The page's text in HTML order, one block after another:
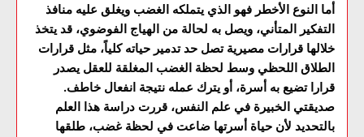
أما النوع الأخطر فهو الذي يتملكه الغضب ويغلق عليه منافذ
التفكير المتأني، ويصل به لحالة من الهياج الفوضوي، قد يتخذ
خلالها قرارات مصيرية تصل حد تدمير حياته كلياً، مثل قرارات
الطلاق اللحظي وسط لحظة الغضب المغلقة للعقل يصدر
قرارا تضيع به أسرة، أو يترك عمله نتيجة انفعال خاطف.
صديقتي الخبيرة في علم النفس، قررت دراسة هذا العلم
بالتحديد لأن حياة أسرتها ضاعت في لحظة غضب، طلقها